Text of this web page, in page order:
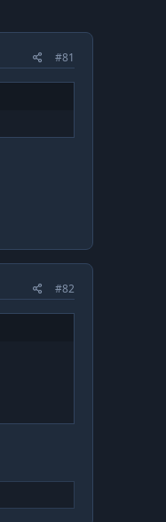
#81
#82